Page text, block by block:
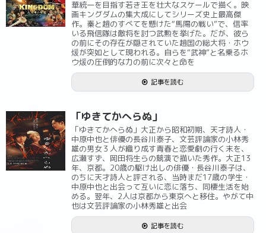
華統一を目指す若き王を壮大なスケールで描く。映
画キングダムの集大成にしてシリーズ史上最高傑
作。秦と趙のすべてを懸けた“馬陽の戦い”で、信率
いる飛信隊は敵将を討つ武勲を挙げた。だが、彼ら
の前にその存在が隠されていた趙国の総大将・ホウ
煖が突如として現われる。自らを“武神”と名乗るホ
ウ煖の圧倒的な力の前に次々と命を
記事を読む
「ゆきてかへらぬ」
「ゆきてかへらぬ」大正から昭和初期、天才詩人・
中原中也と俳優の長谷川泰子、文芸評論家の小林秀
雄の男女３人が織り成す青春と恋愛劇の行く末を、
広瀬すず、岡田将生らの競演で描いた秀作。大正13
年、京都。20歳の駆け出しの俳優・長谷川泰子は、
のちに天才詩人と評される、当時まだ17歳の学生・
中原中也と出会って互いに恋に落ち、同棲生活を始
める。翌年、2人は京都から東京へと移住。やがて中
也は文芸評論家の小林秀雄と出会
記事を読む